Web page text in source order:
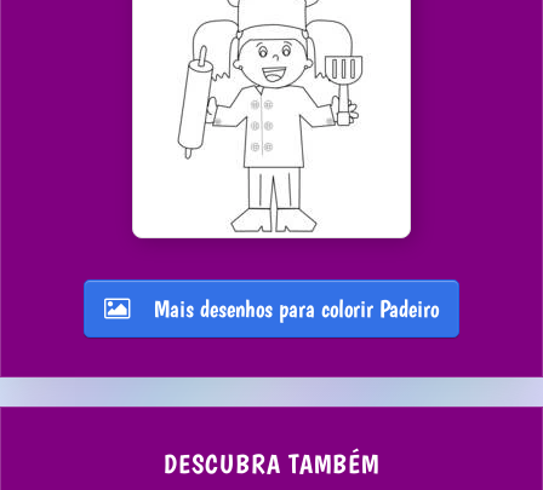
Mais desenhos para colorir Padeiro
DESCUBRA TAMBÉM